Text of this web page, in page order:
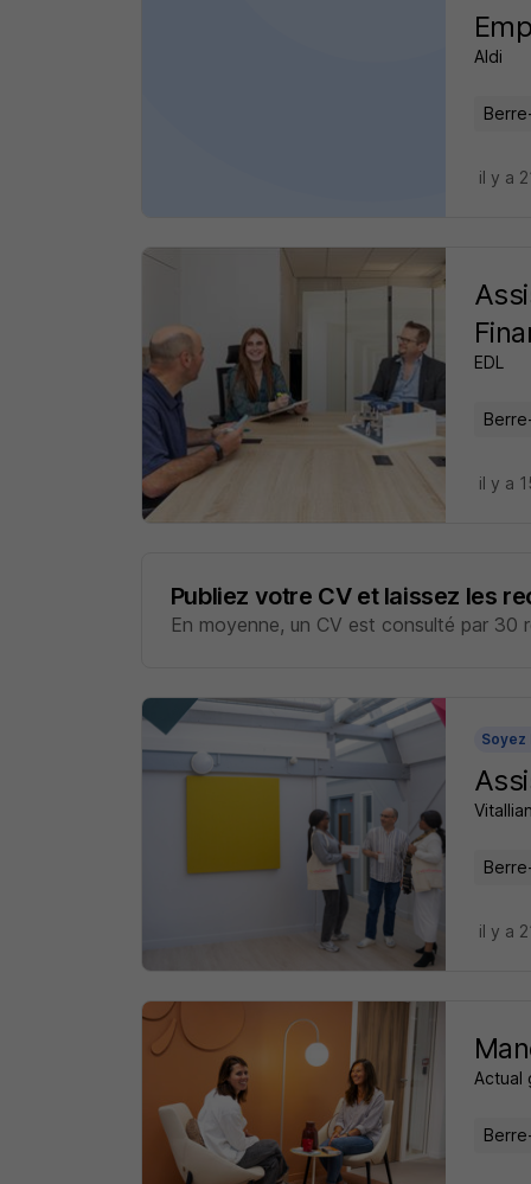
Aldi
il y a
EDL
il y a
Publiez votre CV et laissez les
En moyenne, un CV est consulté par 30
Soyez
il y a
Actual